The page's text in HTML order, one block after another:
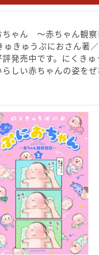
ちゃん ～赤ちゃん観察
ゅきゅうぷにおさん著
発売中です。にくきゅ
しい赤ちゃんの姿をぜ